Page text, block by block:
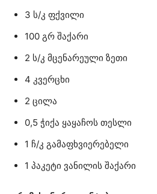
3 ს/კ ფქვილი
100 გრ შაქარი
2 ს/კ მცენარეული ზეთი
4 კვერცხი
2 ცილა
0,5 ჭიქა ყაყაჩოს თესლი
1 ჩ/კ გამაფხვიერებელი
1 პაკეტი ვანილის შაქარი